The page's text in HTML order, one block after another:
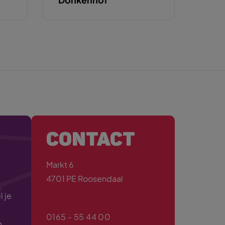
je
CONTACT
Markt 6
4701 PE Roosendaal
0165 - 55 44 00